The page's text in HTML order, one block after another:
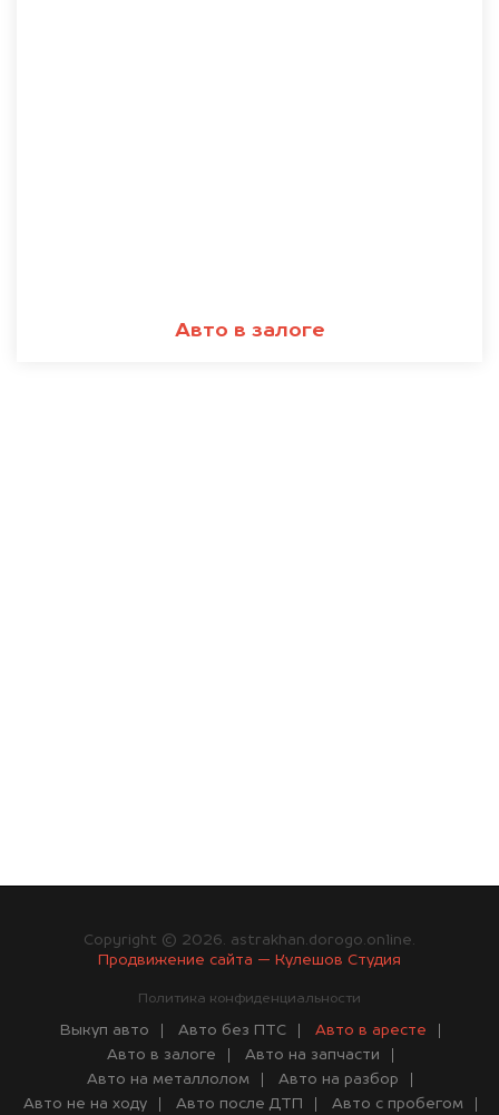
Авто в залоге
Copyright © 2026. astrakhan.dorogo.online.
Продвижение сайта — Кулешов Студия
Политика конфиденциальности
Выкуп авто Авто без ПТС
Авто в аресте
Авто в залоге
Авто на запчасти
Авто на металлолом
Авто на разбор
Авто не на ходу
Авто после ДТП Авто с пробегом